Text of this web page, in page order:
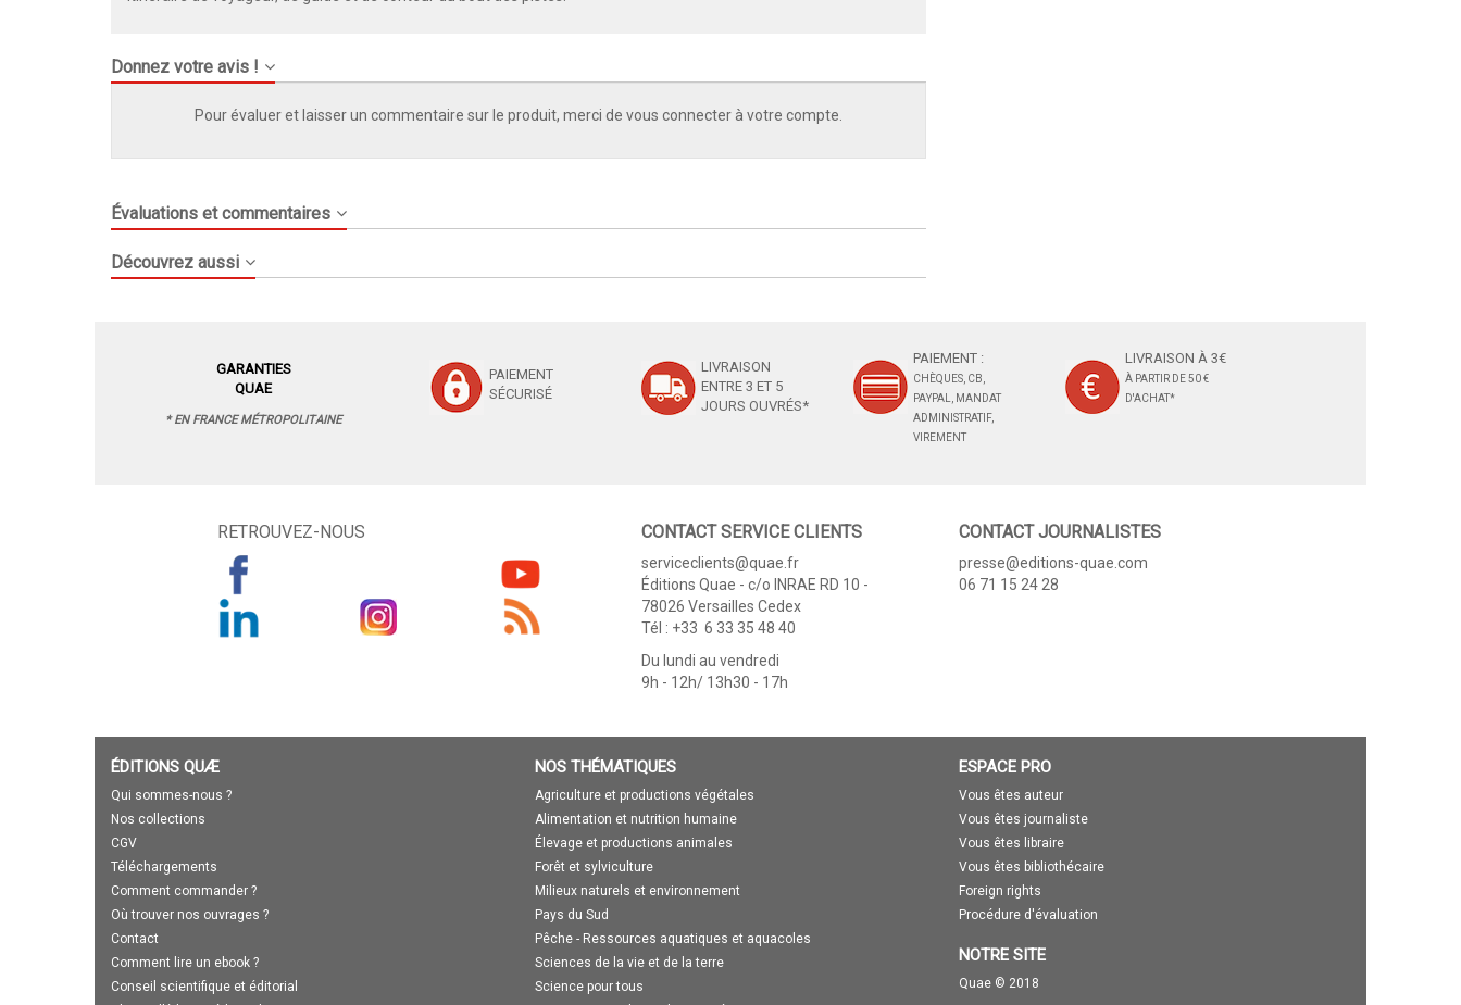
Donnez votre avis !
Pour évaluer et laisser un commentaire sur le produit, merci de vous connecter à votre compte.
Évaluations et commentaires
Découvrez aussi
GARANTIES
QUAE
* EN FRANCE MÉTROPOLITAINE
PAIEMENT
SÉCURISÉ
LIVRAISON
ENTRE 3 ET 5
JOURS OUVRÉS*
PAIEMENT :
CHÈQUES, CB,
PAYPAL, MANDAT
ADMINISTRATIF,
VIREMENT
LIVRAISON À 3€
À PARTIR DE 50 €
D'ACHAT*
RETROUVEZ-NOUS CONTACT SERVICE CLIENTS
serviceclients@quae.fr
Éditions Quae - c/o INRAE RD 10 -
78026 Versailles Cedex
Tél : +33 6 33 35 48 40
Du lundi au vendredi
9h - 12h/ 13h30 - 17h
CONTACT JOURNALISTES
presse@editions-quae.com
06 71 15 24 28
ÉDITIONS QUÆ
Qui sommes-nous ?
Nos collections
CGV
Téléchargements
Comment commander ?
Où trouver nos ouvrages ?
Contact
Comment lire un ebook ?
Conseil scientifique et éditorial
NOS THÉMATIQUES
Agriculture et productions végétales
Alimentation et nutrition humaine
Élevage et productions animales
Forêt et sylviculture
Milieux naturels et environnement
Pays du Sud
Pêche - Ressources aquatiques et aquacoles
Sciences de la vie et de la terre
Science pour tous
ESPACE PRO
Vous êtes auteur
Vous êtes journaliste
Vous êtes libraire
Vous êtes bibliothécaire
Foreign rights
Procédure d'évaluation
NOTRE SITE
Quae © 2018